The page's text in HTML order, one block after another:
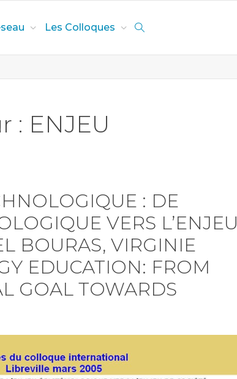
Les Colloques
: ENJEU
: DE
VERS L’ENJEU
BOURAS, VIRGINIE
EDUCATION: FROM
GOAL TOWARDS